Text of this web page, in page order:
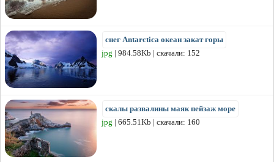
снег Antarctica океан закат горы
jpg | 984.58Kb | скачали: 152
скалы развалины маяк пейзаж море
jpg | 665.51Kb | скачали: 160